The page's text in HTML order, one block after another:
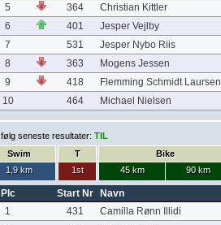
5
364
Christian Kittler
6
401
Jesper Vejlby
7
531
Jesper Nybo Riis
8
363
Mogens Jessen
9
418
Flemming Schmidt Laursen
10
464 Michael Nielsen
følg seneste resultater: TIL
Swim
1,9 km
T
1st
Bike
45 km
90 km
Plc Start Nr
Navn
1
431
Camilla Rønn Illidi